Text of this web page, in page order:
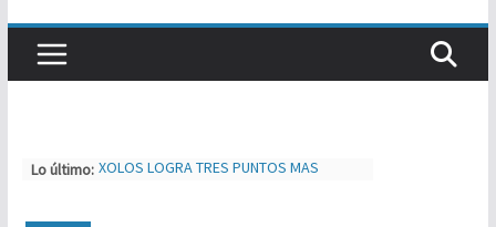
Lo último: XOLOS LOGRA TRES PUNTOS MAS